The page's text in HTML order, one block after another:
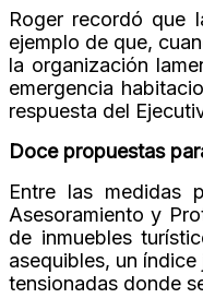
Roger recordó que
ejemplo de que,
la organización
emergencia
respuesta del
Doce propuestas
Entre las medidas
Asesoramiento y
de inmuebles
asequibles, un
tensionadas donde